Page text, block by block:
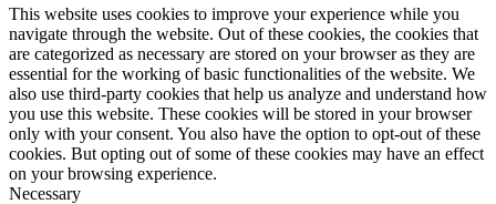
This website uses cookies to improve your experience while you
navigate through the website. Out of these cookies, the cookies that
are categorized as necessary are stored on your browser as they are
essential for the working of basic functionalities of the website. We
also use third-party cookies that help us analyze and understand how
you use this website. These cookies will be stored in your browser
only with your consent. You also have the option to opt-out of these
cookies. But opting out of some of these cookies may have an effect
on your browsing experience.
Necessary